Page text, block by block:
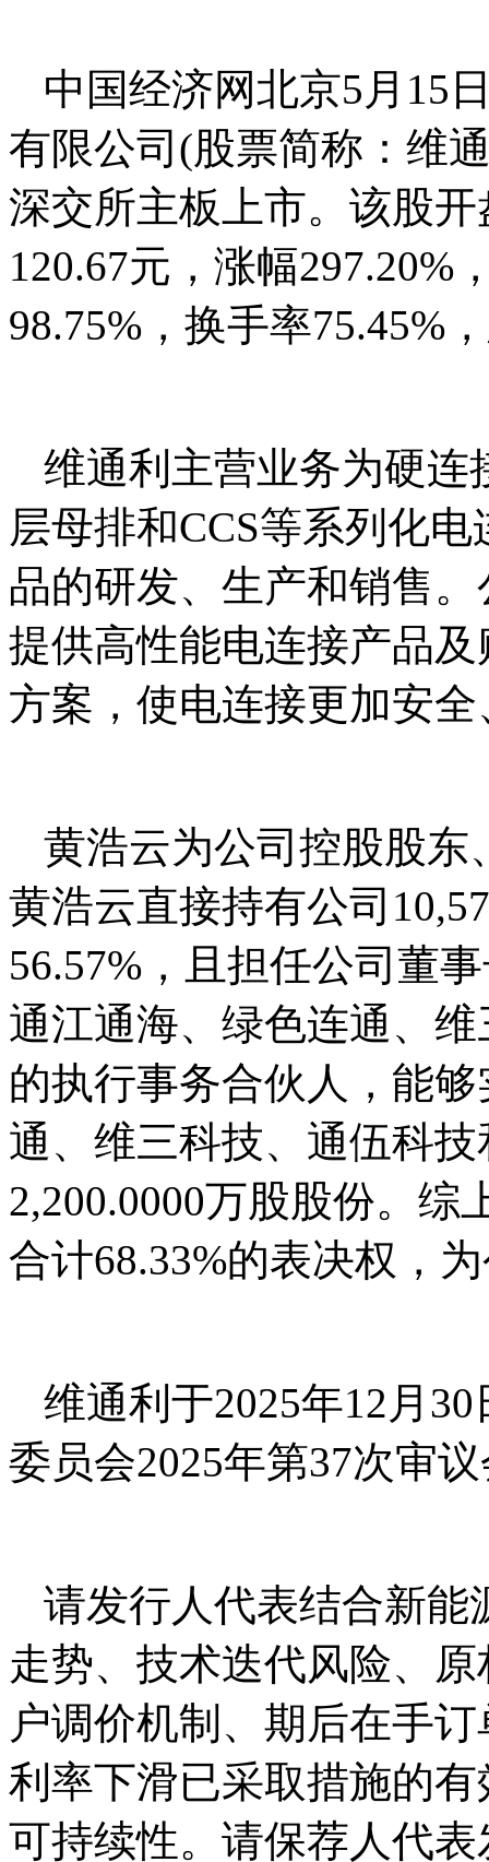
中国经济网北京5月15
有限公司(股票简称：维
深交所主板上市。该股
120.67元，涨幅297.20%
98.75%，换手率75.45%
维通利主营业务为硬连
层母排和CCS等系列化
品的研发、生产和销售
提供高性能电连接产品
方案，使电连接更加安
黄浩云为公司控股股东
黄浩云直接持有公司
56.57%，且担任公司董
通江通海、绿色连通、
的执行事务合伙人，能
通、维三科技、通伍科
2,200.0000万股股份。
合计68.33%的表决权，
维通利于2025年12月
委员会2025年第37次审
请发行人代表结合新能
走势、技术迭代风险、
户调价机制、期后在手
利率下滑已采取措施的
可持续性。请保荐人代